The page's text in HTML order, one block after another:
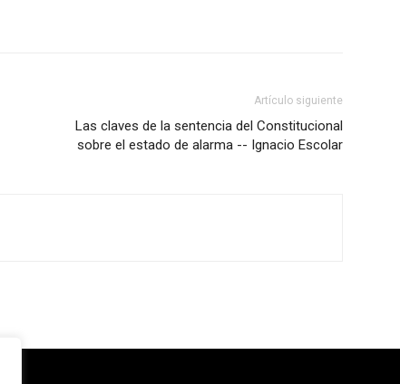
Artículo siguiente
Las claves de la sentencia del Constitucional
sobre el estado de alarma -- Ignacio Escolar